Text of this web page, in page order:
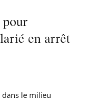
en arrêt
le milieu